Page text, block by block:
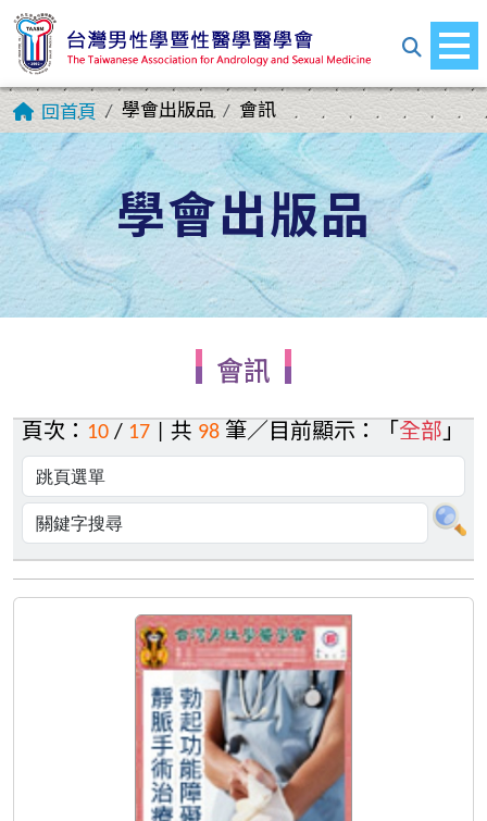
回首頁 學會出版品 會訊
學會出版品
會訊
頁次： 10 / 17 | 共 98 筆／目前顯示：「 全部」